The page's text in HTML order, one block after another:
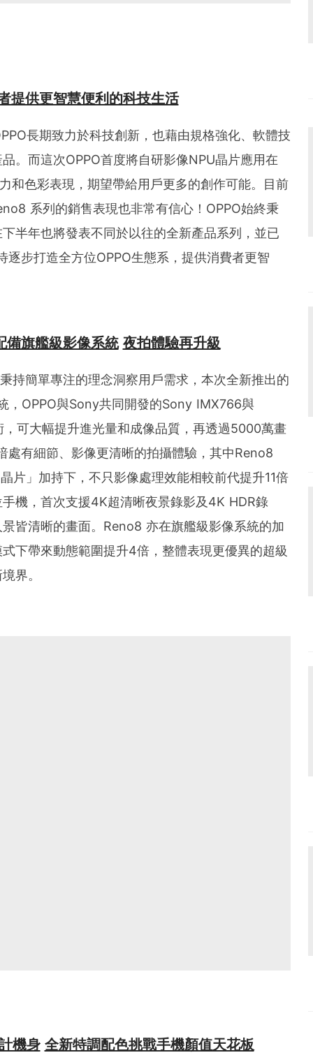
提供更智慧便利的科技生活
長期致力於科技創新，也藉由規格強化、軟體技
。而這次OPPO首度將自研影像NPU晶片應用在
和色彩表現，期望帶給用戶更多的創作可能。目前
系列的銷售表現也非常有信心！OPPO始終秉
半年也將發表不同於以往的全新產品系列，並已
步打造全方位OPPO生態系，提供消費者更智
備旗艦級影像系統 夜拍體驗再升級
持簡單專注的理念洞察用戶需求，本次全新推出的
，OPPO與Sony共同開發的Sony IMX766與
可大幅提升進光量和成像品質，再透過5000萬畫
有細節、影像更清晰的拍攝體驗，其中Reno8
片」加持下，不只影像處理效能相較前代提升11倍
機，首次支援4K超清晰夜景錄影及4K HDR錄
皆清晰的畫面。Reno8 亦在旗艦級影像系統的加
下帶來動態範圍提升4倍，整體表現更優異的超級
界。
機身 全新特調配色挑戰手機顏值天花板